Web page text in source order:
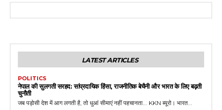
LATEST ARTICLES
POLITICS
नेपाल की सुलगती सरहद: सांप्रदायिक हिंसा, राजनीतिक बेचैनी और भारत के लिए बढ़ती
चुनौती
जब पड़ोसी देश में आग लगती है, तो धुआं सीमाएं नहीं पहचानता... KKN ब्यूरो। भारत...